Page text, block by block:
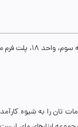
تان را به شیوه